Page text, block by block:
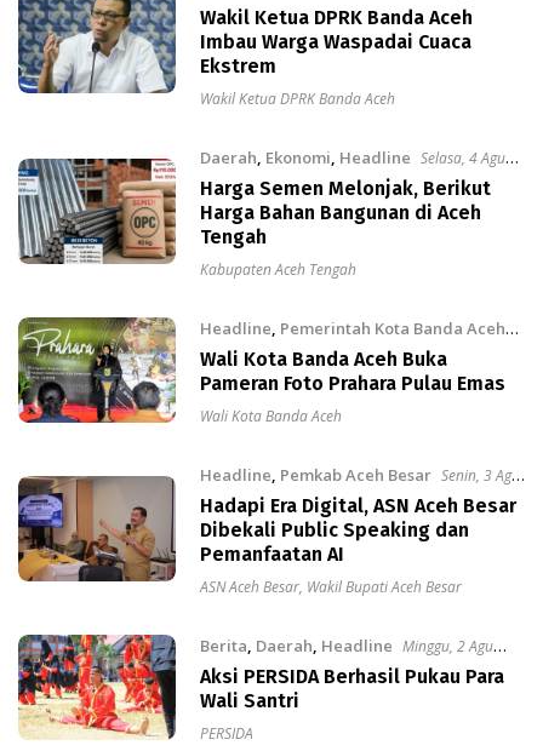
Wakil Ketua DPRK Banda Aceh
Imbau Warga Waspadai Cuaca
Ekstrem
Wakil Ketua DPRK Banda Aceh
Daerah, Ekonomi, Headline Selasa, 4 Agu
2026
Harga Semen Melonjak, Berikut
Harga Bahan Bangunan di Aceh
Tengah
Kabupaten Aceh Tengah
Headline, Pemerintah Kota Banda Aceh
Senin, 3 Agu 2026
Wali Kota Banda Aceh Buka
Pameran Foto Prahara Pulau Emas
Wali Kota Banda Aceh
Headline, Pemkab Aceh Besar Senin, 3 Agu
2026
Hadapi Era Digital, ASN Aceh Besar
Dibekali Public Speaking dan
Pemanfaatan AI
ASN Aceh Besar, Wakil Bupati Aceh Besar
Berita, Daerah, Headline Minggu, 2 Agu
2026
Aksi PERSIDA Berhasil Pukau Para
Wali Santri
PERSIDA